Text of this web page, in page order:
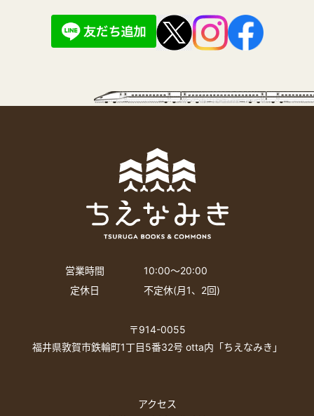
営業時間
10:00〜20:00
定休日
不定休(月1、2回)
〒914-0055
福井県敦賀市鉄輪町1丁目5番32号 otta内「ちえなみき」
アクセス